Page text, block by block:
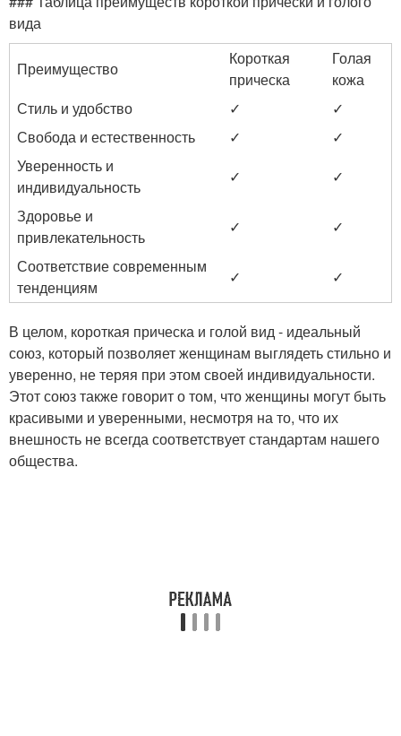
вида
Преимущество
Короткая
прическа
Голая
кожа
Стиль и удобство
✓
✓
Свобода и естественность
✓
✓
Уверенность и
индивидуальность
✓
✓
Здоровье и
привлекательность
✓
✓
Соответствие современным
тенденциям
✓ ✓
В целом, короткая прическа и голой вид - идеальный
союз, который позволяет женщинам выглядеть стильно и
уверенно, не теряя при этом своей индивидуальности.
Этот союз также говорит о том, что женщины могут быть
красивыми и уверенными, несмотря на то, что их
внешность не всегда соответствует стандартам нашего
общества.